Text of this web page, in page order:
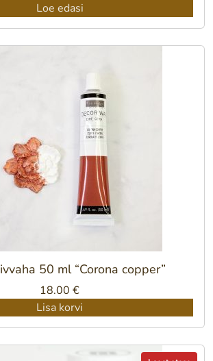
Loe edasi
50 ml “Corona copper”
18.00 €
Lisa korvi